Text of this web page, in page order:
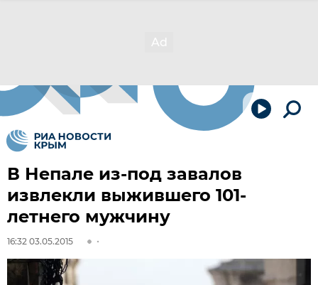
В Непале из-под завалов
извлекли выжившего 101-
летнего мужчину
16:32 03.05.2015